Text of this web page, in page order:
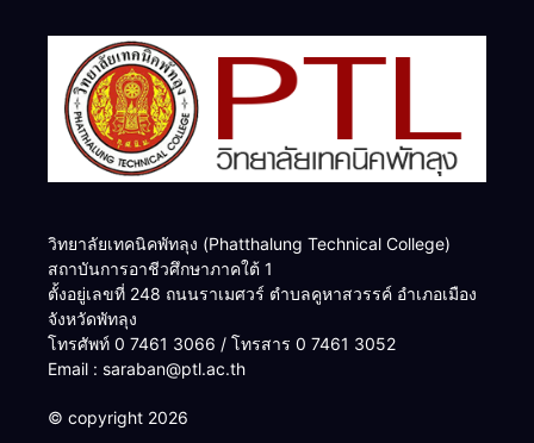
วิทยาลัยเทคนิคพัทลุง (Phatthalung Technical College)
สถาบันการอาชีวศึกษาภาคใต้ 1
ตั้งอยู่เลขที่ 248 ถนนราเมศวร์ ตำบลคูหาสวรรค์ อำเภอเมือง
จังหวัดพัทลุง
โทรศัพท์ 0 7461 3066 / โทรสาร 0 7461 3052
Email : saraban@ptl.ac.th
© copyright 2026